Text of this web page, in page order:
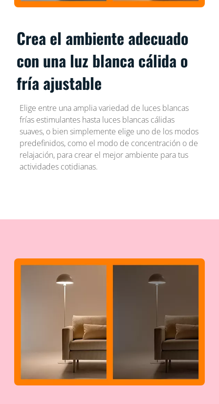
Crea el ambiente adecuado
con una luz blanca cálida o
fría ajustable
Elige entre una amplia variedad de luces blancas
frías estimulantes hasta luces blancas cálidas
suaves, o bien simplemente elige uno de los modos
predefinidos, como el modo de concentración o de
relajación, para crear el mejor ambiente para tus
actividades cotidianas.